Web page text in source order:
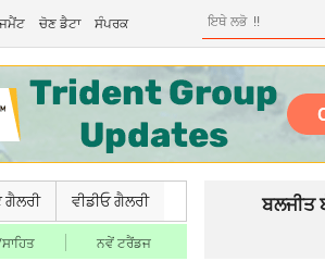
ਚੋਣ ਡੈਟਾ ਸੰਪਰਕ
ਗੈਲਰੀ ਵੀਡੀਓ ਗੈਲਰੀ
ਨਵੇਂ ਟਰੈਂਡਜ
ਬਲਜੀਤ